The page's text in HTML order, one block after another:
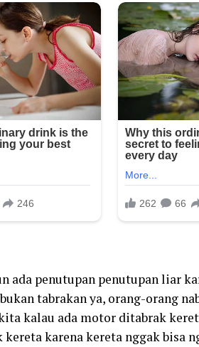
ada penutupan penutupan liar
tabrakan ya, orang-orang
kalau ada motor ditabrak
karena kereta nggak bisa